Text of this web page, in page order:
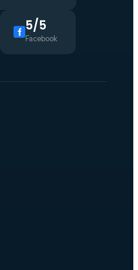
5/5
Facebook